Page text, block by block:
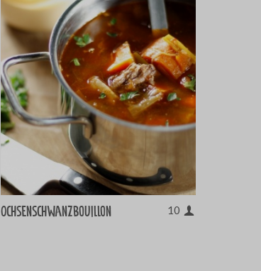
Ochsenschwanzbouillon 10